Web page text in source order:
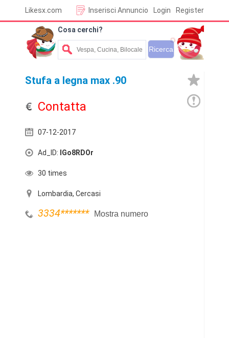
Likesx.com Login Register
Inserisci Annuncio
Cosa cerchi?
Stufa a legna max .90
Contatta
07-12-2017
Ad_ID: lGo8RDOr
30 times
Lombardia, Cercasi
3334******* Mostra numero